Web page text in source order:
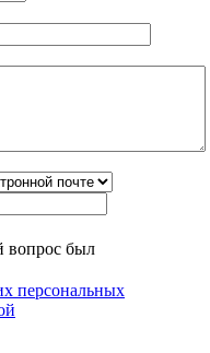
вопрос был
персональных